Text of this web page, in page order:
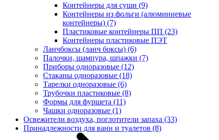
Контейнеры для суши (9)
Контейнеры из фольги (алюминиевые
контейнеры) (7)
Пластиковые контейнеры ПП (23)
Контейнеры пластиковые ПЭТ
Ланчбоксы (ланч боксы) (6)
Палочки, шампура, шпажки (7)
Приборы одноразовые (12)
Стаканы одноразовые (18)
Тарелки одноразовые (6)
Трубочки пластиковые (8)
Формы для фуршета (11)
Чашки одноразовые (1)
Освежители воздуха, поглотители запаха (33)
Принадлежности для ванн и туалетов (8)